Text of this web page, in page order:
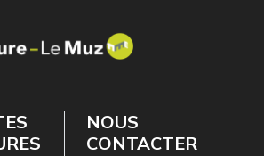
NOUS
CONTACTER